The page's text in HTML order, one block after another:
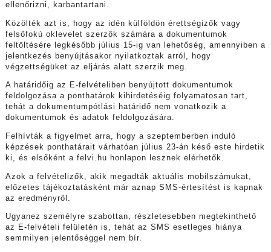
ellenőrizni, karbantartani.
Közölték azt is, hogy az idén külföldön érettségizők vagy
felsőfokú oklevelet szerzők számára a dokumentumok
feltöltésére legkésőbb július 15-ig van lehetőség, amennyiben a
jelentkezés benyújtásakor nyilatkoztak arról, hogy
végzettségüket az eljárás alatt szerzik meg.
A határidőig az E-felvételiben benyújtott dokumentumok
feldolgozása a ponthatárok kihirdetéséig folyamatosan tart,
tehát a dokumentumpótlási határidő nem vonatkozik a
dokumentumok és adatok feldolgozására.
Felhívták a figyelmet arra, hogy a szeptemberben induló
képzések ponthatárait várhatóan július 23-án késő este hirdetik
ki, és elsőként a felvi.hu honlapon lesznek elérhetők.
Azok a felvételizők, akik megadták aktuális mobilszámukat,
előzetes tájékoztatásként már aznap SMS-értesítést is kapnak
az eredményről.
Ugyanez személyre szabottan, részletesebben megtekinthető
az E-felvételi felületén is, tehát az SMS esetleges hiánya
semmilyen jelentőséggel nem bír.